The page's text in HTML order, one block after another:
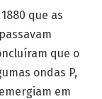
que as
que o
ondas P,
em